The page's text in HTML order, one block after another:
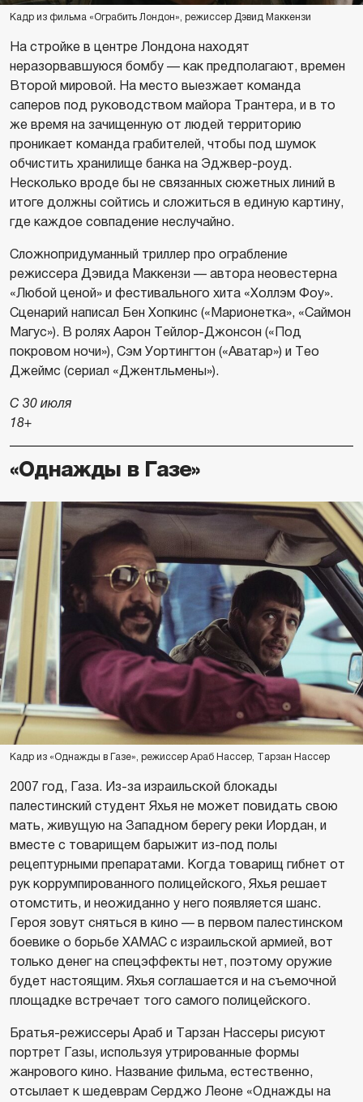
Кадр из фильма «Ограбить Лондон», режиссер Дэвид Маккензи
На стройке в центре Лондона находят
неразорвавшуюся бомбу — как предполагают, времен
Второй мировой. На место выезжает команда
саперов под руководством майора Трантера, и в то
же время на зачищенную от людей территорию
проникает команда грабителей, чтобы под шумок
обчистить хранилище банка на Эджвер-роуд.
Несколько вроде бы не связанных сюжетных линий в
итоге должны сойтись и сложиться в единую картину,
где каждое совпадение неслучайно.
Сложнопридуманный триллер про ограбление
режиссера Дэвида Маккензи — автора неовестерна
«Любой ценой» и фестивального хита «Холлэм Фоу».
Сценарий написал Бен Хопкинс («Марионетка», «Саймон
Магус»). В ролях Аарон Тейлор-Джонсон («Под
покровом ночи»), Сэм Уортингтон («Аватар») и Тео
Джеймс (сериал «Джентльмены»).
С 30 июля
18+
«Однажды в Газе»
Кадр из «Однажды в Газе», режиссер Араб Нассер, Тарзан Нассер
2007 год, Газа. Из-за израильской блокады
палестинский студент Яхья не может повидать свою
мать, живущую на Западном берегу реки Иордан, и
вместе с товарищем барыжит из-под полы
рецептурными препаратами. Когда товарищ гибнет от
рук коррумпированного полицейского, Яхья решает
отомстить, и неожиданно у него появляется шанс.
Героя зовут сняться в кино — в первом палестинском
боевике о борьбе ХАМАС с израильской армией, вот
только денег на спецэффекты нет, поэтому оружие
будет настоящим. Яхья соглашается и на съемочной
площадке встречает того самого полицейского.
Братья-режиссеры Араб и Тарзан Нассеры рисуют
портрет Газы, используя утрированные формы
жанрового кино. Название фильма, естественно,
отсылает к шедеврам Серджо Леоне «Однажды на